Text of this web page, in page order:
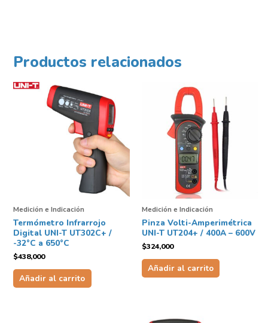
Productos relacionados
Medición e Indicación
Termómetro Infrarrojo
Digital UNI-T UT302C+ /
-32°C a 650°C
$438,000
Añadir al carrito
Medición e Indicación
Pinza Volti-Amperimétrica
UNI-T UT204+ / 400A – 600V
$324,000
Añadir al carrito